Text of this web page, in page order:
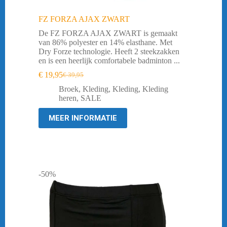
FZ FORZA AJAX ZWART
De FZ FORZA AJAX ZWART is gemaakt
van 86% polyester en 14% elasthane. Met
Dry Forze technologie. Heeft 2 steekzakken
en is een heerlijk comfortabele badminton ...
€39,95
Oorspronkelijke
prijs
was:
€ 39,95.
€ 19,95Huidige
prijs
is:
€ 19,95.
Broek, Kleding, Kleding, Kleding
heren, SALE
MEER INFORMATIE
-50%